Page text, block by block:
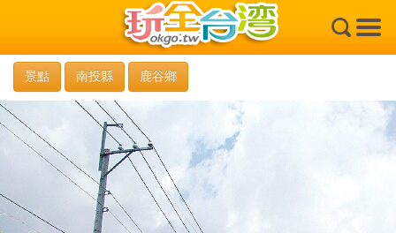
×
景點 南投縣 鹿谷鄉